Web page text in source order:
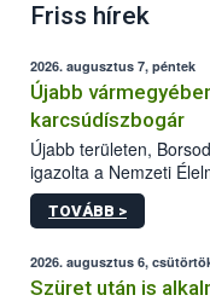
Friss hírek
2026. augusztus 7, péntek
Újabb
karcsúdíszbogár
Újabb területen,
igazolta a Nemzeti
kőrisrontó
kártevőt nem csak
az intenzív felderítést,
hatósággal is
TOVÁBB >
2026. augusztus 6,
Szüret után is